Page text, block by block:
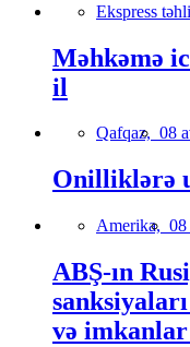
Ekspress
Məhkəmə
il
Qafqaz, 08
Onilliklərə
Amerika, 08
ABŞ-ın
və